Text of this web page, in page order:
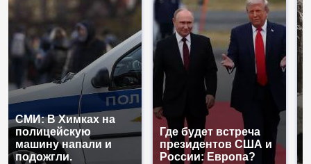
СМИ: В Химках на
полицейскую
машину напали и
подожгли.
Где будет встреча
президентов США и
России: Европа?